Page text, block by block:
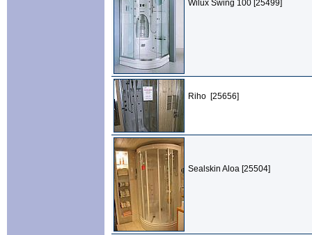
Wilux Swing 100 [25499]
Riho [25656]
Sealskin Aloa [25504]